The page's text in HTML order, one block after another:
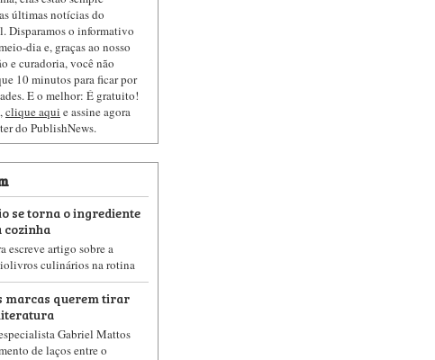
últimas notícias do
Disparamos o informativo
dia e, graças ao nosso
e curadoria, você não
10 minutos para ficar por
E o melhor: É gratuito!
clique aqui e assine agora
do PublishNews.
se torna o ingrediente
cozinha
escreve artigo sobre a
culinários na rotina
marcas querem tirar
Gabriel Mattos
de laços entre o